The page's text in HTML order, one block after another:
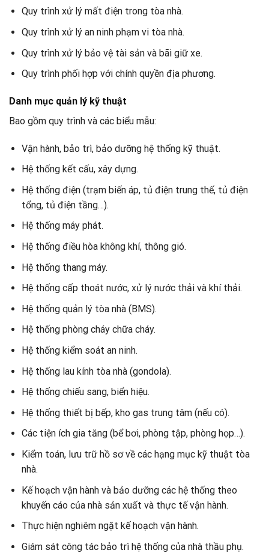
Quy trình xử lý mất điện trong tòa nhà.
Quy trình xử lý an ninh phạm vi tòa nhà.
Quy trình xử lý bảo vệ tài sản và bãi giữ xe.
Quy trình phối hợp với chính quyền địa phương.
Danh mục quản lý kỹ thuật
Bao gồm quy trình và các biểu mẫu:
Vận hành, bảo trì, bảo dưỡng hệ thống kỹ thuật.
Hệ thống kết cấu, xây dựng.
Hệ thống điện (trạm biến áp, tủ điện trung thế, tủ điện
tổng, tủ điện tầng…).
Hệ thống máy phát.
Hệ thống điều hòa không khí, thông gió.
Hệ thống thang máy.
Hệ thống cấp thoát nước, xử lý nước thải và khí thải.
Hệ thống quản lý tòa nhà (BMS).
Hệ thống phòng cháy chữa cháy.
Hệ thống kiểm soát an ninh.
Hệ thống lau kính tòa nhà (gondola).
Hệ thống chiếu sang, biển hiệu.
Hệ thống thiết bị bếp, kho gas trung tâm (nếu có).
Các tiện ích gia tăng (bể bơi, phòng tập, phòng họp…).
Kiểm toán, lưu trữ hồ sơ về các hạng mục kỹ thuật tòa
nhà.
Kế hoạch vận hành và bảo dưỡng các hệ thống theo
khuyến cáo của nhà sản xuất và thực tế vận hành.
Thực hiện nghiêm ngặt kế hoạch vận hành.
Giám sát công tác bảo trì hệ thống của nhà thầu phụ.